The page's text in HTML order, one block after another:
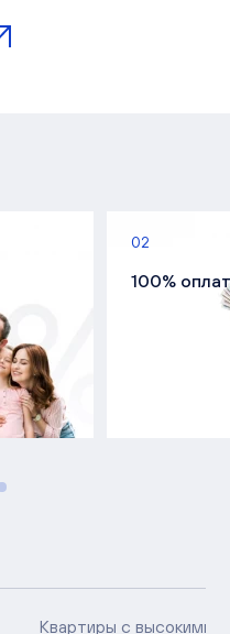
02
100%
Квартиры с высокими